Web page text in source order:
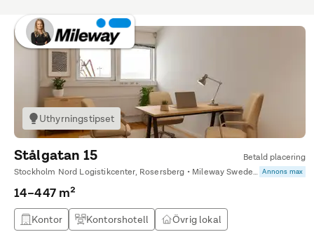
Uthyrningstipset
Stålgatan 15
Betald placering
Stockholm Nord Logistikcenter, Rosersberg • Mileway Sweden AB Annons max
14–447 m²
Kontor Kontorshotell Övrig lokal